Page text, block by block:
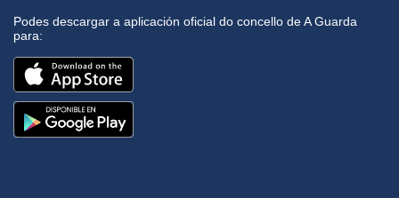
Podes descargar a aplicación oficial do concello de A Guarda
para: